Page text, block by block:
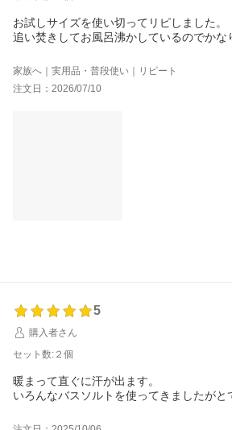
お試しサイズを使い切ってリピしました。
追い焚きしてお風呂沸かしているのでかな
家族へ｜実用品・普段使い｜リピート
注文日：2026/07/10
5
購入者さん
セット数:２個
暖まって直ぐに汗が出ます。
いろんなバスソルトを使ってきましたがと